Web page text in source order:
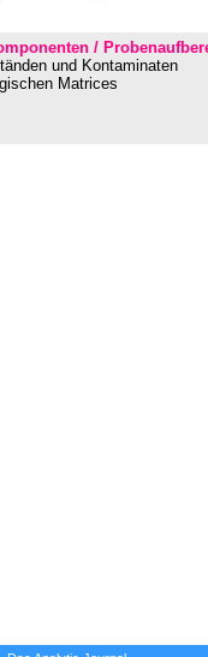
/
und Kontaminaten
Matrices